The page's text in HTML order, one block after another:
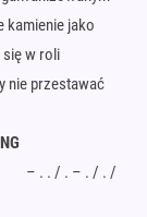
kamienie jako
w roli
nie przestawać
– . . / . – . / . /